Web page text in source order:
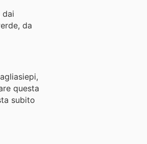
dai
da
questa
subito